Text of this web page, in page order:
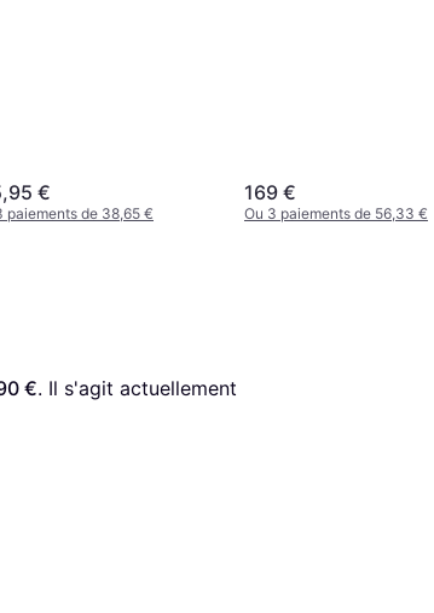
€
paiements de 38,65 €
169 €
Ou 3 paiements de 56,33 €
€. Il s'agit actuellement